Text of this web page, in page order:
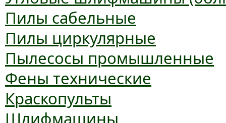
Пилы сабельные
Пилы циркулярные
Пылесосы промышленные
Фены технические
Краскопульты
Шлифмашины